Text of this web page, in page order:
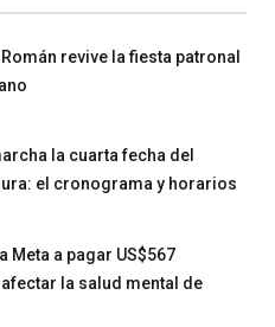
revive la fiesta patronal
la cuarta fecha del
el cronograma y horarios
Meta a pagar US$567
la salud mental de